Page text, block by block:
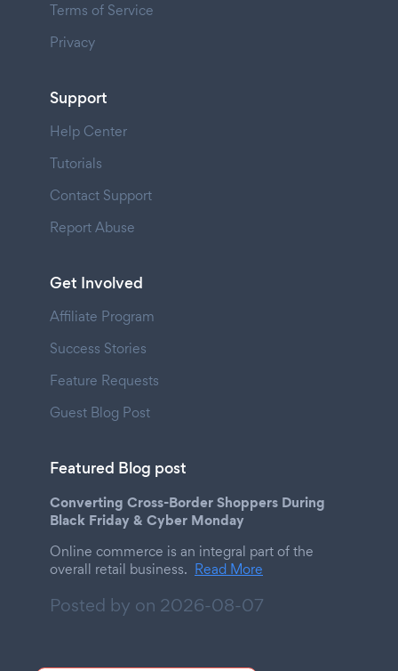
Terms of Service
Privacy
Support
Help Center
Tutorials
Contact Support
Report Abuse
Get Involved
Affiliate Program
Success Stories
Feature Requests
Guest Blog Post
Featured Blog post
Converting Cross-Border Shoppers During
Black Friday & Cyber Monday
Online commerce is an integral part of the
overall retail business. Read More
Posted by on 2026-08-07